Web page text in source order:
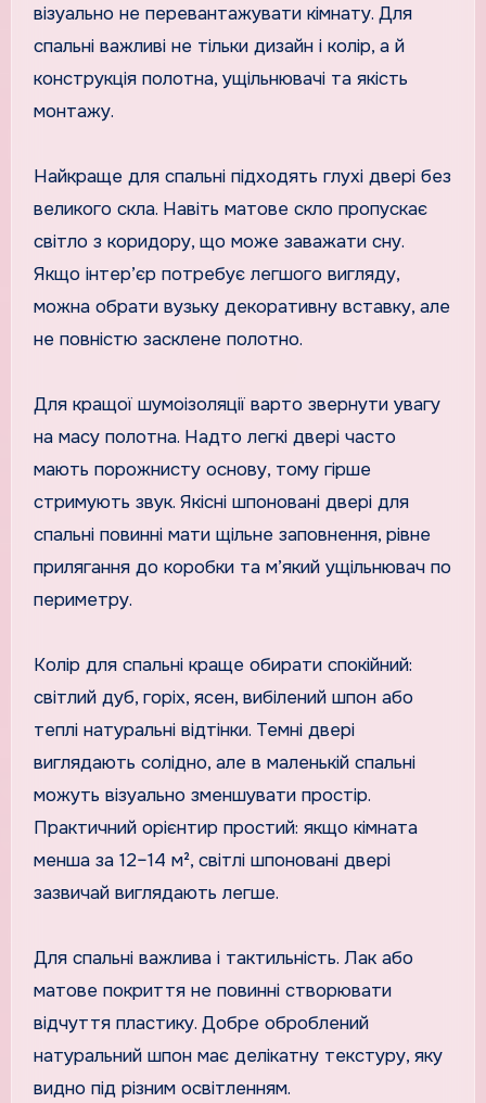
візуально не перевантажувати кімнату. Для
спальні важливі не тільки дизайн і колір, а й
конструкція полотна, ущільнювачі та якість
монтажу.
Найкраще для спальні підходять глухі двері без
великого скла. Навіть матове скло пропускає
світло з коридору, що може заважати сну.
Якщо інтер’єр потребує легшого вигляду,
можна обрати вузьку декоративну вставку, але
не повністю засклене полотно.
Для кращої шумоізоляції варто звернути увагу
на масу полотна. Надто легкі двері часто
мають порожнисту основу, тому гірше
стримують звук. Якісні шпоновані двері для
спальні повинні мати щільне заповнення, рівне
прилягання до коробки та м’який ущільнювач по
периметру.
Колір для спальні краще обирати спокійний:
світлий дуб, горіх, ясен, вибілений шпон або
теплі натуральні відтінки. Темні двері
виглядають солідно, але в маленькій спальні
можуть візуально зменшувати простір.
Практичний орієнтир простий: якщо кімната
менша за 12–14 м², світлі шпоновані двері
зазвичай виглядають легше.
Для спальні важлива і тактильність. Лак або
матове покриття не повинні створювати
відчуття пластику. Добре оброблений
натуральний шпон має делікатну текстуру, яку
видно під різним освітленням.